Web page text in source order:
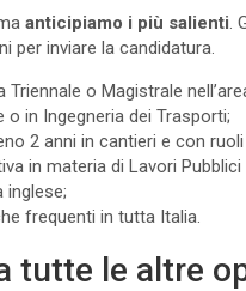
anticipiamo i più salienti.
per inviare la candidatura.
o Magistrale
o in Ingegneria dei Trasporti;
2 anni in cantieri e con ruoli
in materia di Lavori
inglese;
frequenti in tutta Italia.
tutte le altre